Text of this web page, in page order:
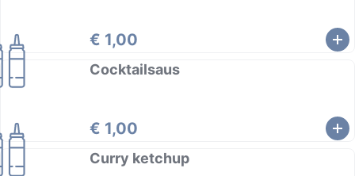
€ 1,00
Cocktailsaus
€ 1,00
Curry ketchup